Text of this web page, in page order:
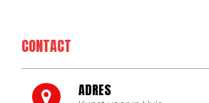
CONTACT
ADRES